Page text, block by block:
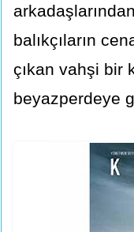
balıkçıların
çıkan vahşi bir
beyazperdeye